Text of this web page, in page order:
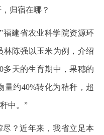
归宿在哪？
福建省农业科学院资源环
林陈强以玉米为例，介绍
多天的生育期中，果穗的
约40%转化为秸秆，超
中。”
尽？近年来，我省立足本